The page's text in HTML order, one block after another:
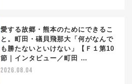
愛する故郷・熊本のためにできるこ
と。町田・礒貝飛那大「何がなんで
も勝たないといけない」【Ｆ１第10
節｜インタビュー／町田 …
2026.08.04